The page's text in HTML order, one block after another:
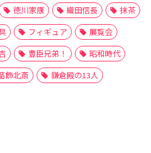
徳川家康 織田信長
抹茶
フィギュア
展覧会
豊臣兄弟！
昭和時代
飾北斎 鎌倉殿の13人